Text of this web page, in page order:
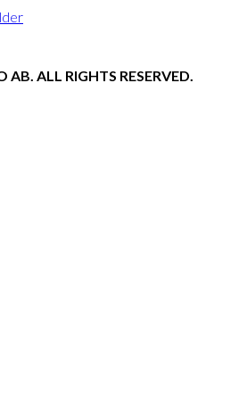
AB. ALL RIGHTS RESERVED.